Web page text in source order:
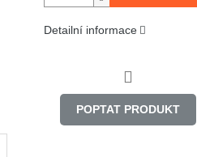
Detailní informace
POPTAT PRODUKT